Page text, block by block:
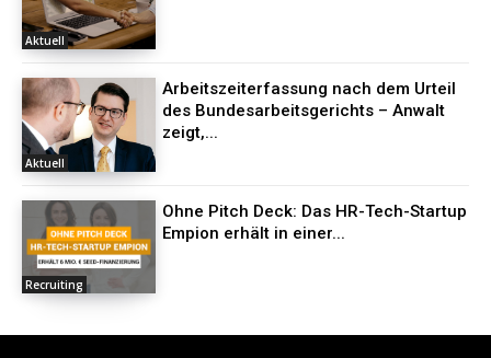
Aktuell
Aktuell
Arbeitszeiterfassung nach dem Urteil
des Bundesarbeitsgerichts – Anwalt
zeigt,...
Recruiting
Ohne Pitch Deck: Das HR-Tech-Startup
Empion erhält in einer...